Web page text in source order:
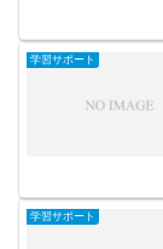
学習サポート
学習サポート